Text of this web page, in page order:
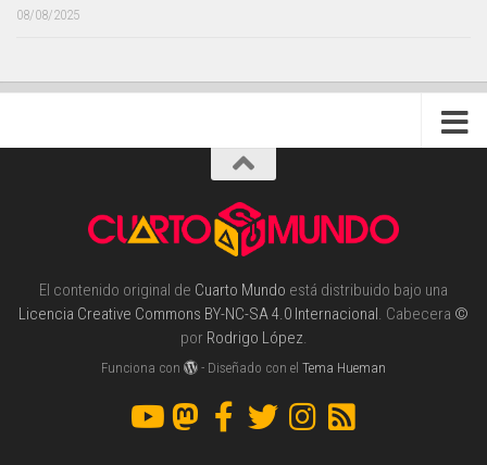
08/08/2025
El contenido original de Cuarto Mundo está distribuido bajo una
Licencia Creative Commons BY-NC-SA 4.0 Internacional. Cabecera ©
por Rodrigo López.
Funciona con - Diseñado con elTema Hueman